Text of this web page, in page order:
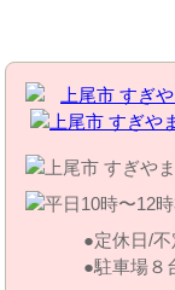
定休日/
駐車場８